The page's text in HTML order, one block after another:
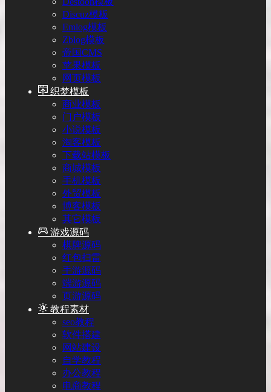
Discuz模板
Emlog模板
Zblog模板
帝国CMS
苹果模板
网页模板
织梦模板
商业模板
门户模板
小说模板
淘客模板
下载站模板
商城模板
手机模板
外贸模板
博客模板
其它模板
游戏源码
棋牌源码
红包扫雷
手游源码
端游源码
页游源码
教程素材
seo教程
软件搭建
网站建设
自学教程
办公教程
电商教程